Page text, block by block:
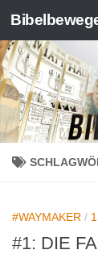
Zum Inhalt
#WAYMAKER /
#1: DIE